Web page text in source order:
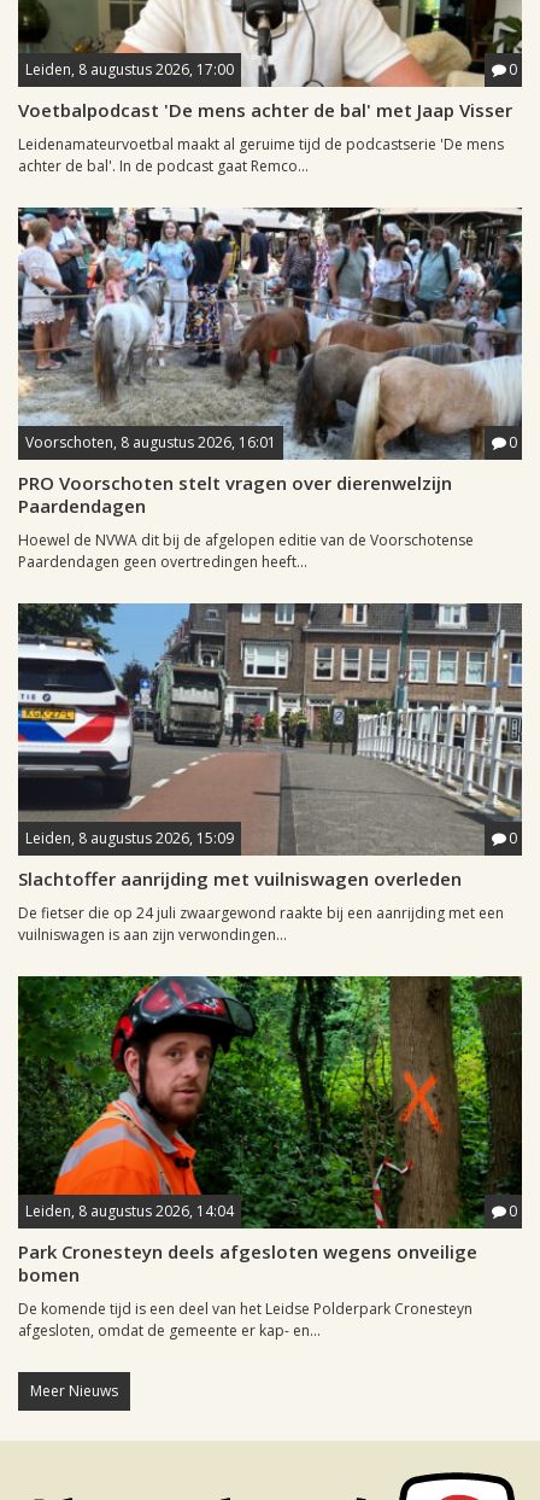
Leiden, 8 augustus 2026, 17:00 0
Voetbalpodcast 'De mens achter de bal' met Jaap Visser
Leidenamateurvoetbal maakt al geruime tijd de podcastserie 'De mens
achter de bal'. In de podcast gaat Remco...
Voorschoten, 8 augustus 2026, 16:01 0
PRO Voorschoten stelt vragen over dierenwelzijn
Paardendagen
Hoewel de NVWA dit bij de afgelopen editie van de Voorschotense
Paardendagen geen overtredingen heeft...
Leiden, 8 augustus 2026, 15:09 0
Slachtoffer aanrijding met vuilniswagen overleden
De fietser die op 24 juli zwaargewond raakte bij een aanrijding met een
vuilniswagen is aan zijn verwondingen...
Leiden, 8 augustus 2026, 14:04 0
Park Cronesteyn deels afgesloten wegens onveilige
bomen
De komende tijd is een deel van het Leidse Polderpark Cronesteyn
afgesloten, omdat de gemeente er kap- en...
Meer Nieuws